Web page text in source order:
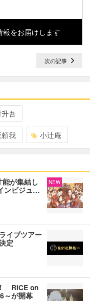
をお届けします
次の記事
吾
我 小辻庵
が集結し
ンビジュ…
NEW
イブツアー
定
RICE on
～が開幕